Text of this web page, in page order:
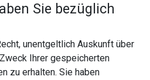
Sie bezüglich
unentgeltlich Auskunft über
Ihrer gespeicherten
zu erhalten. Sie haben